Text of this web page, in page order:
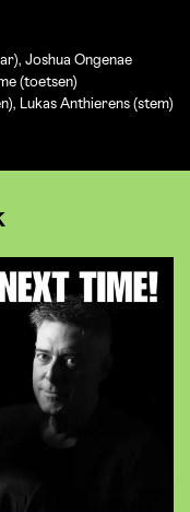
Joshua Ongenae
(toetsen)
Lukas Anthierens (stem)